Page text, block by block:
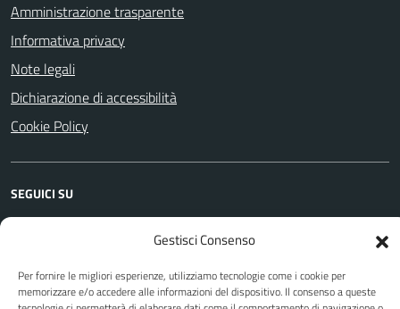
Gestisci Consenso
Per fornire le migliori esperienze, utilizziamo tecnologie come i cookie per
memorizzare e/o accedere alle informazioni del dispositivo. Il consenso a queste
Amministrazione trasparente
Informativa privacy
Note legali
Dichiarazione di accessibilità
Cookie Policy
SEGUICI SU
Attuazione Misure PNRR